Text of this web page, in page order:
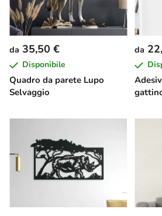
Quadro da parete Lupo
Selvaggio
da 35,50 €
Disponibile
da